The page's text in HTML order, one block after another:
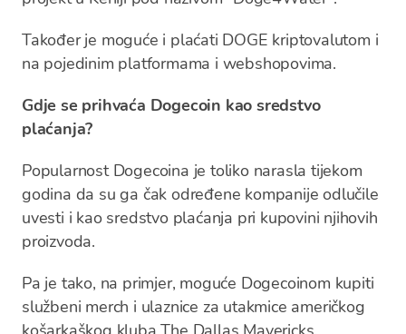
Također je moguće i plaćati DOGE kriptovalutom i
na pojedinim platformama i webshopovima.
Gdje se prihvaća Dogecoin kao sredstvo
plaćanja?
Popularnost Dogecoina je toliko narasla tijekom
godina da su ga čak određene kompanije odlučile
uvesti i kao sredstvo plaćanja pri kupovini njihovih
proizvoda.
Pa je tako, na primjer, moguće Dogecoinom kupiti
službeni merch i ulaznice za utakmice američkog